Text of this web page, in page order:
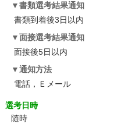
書類選考結果通知
書類到着後3日以内
面接選考結果通知
面接後5日以内
通知方法
電話，Ｅメール
選考日時
随時